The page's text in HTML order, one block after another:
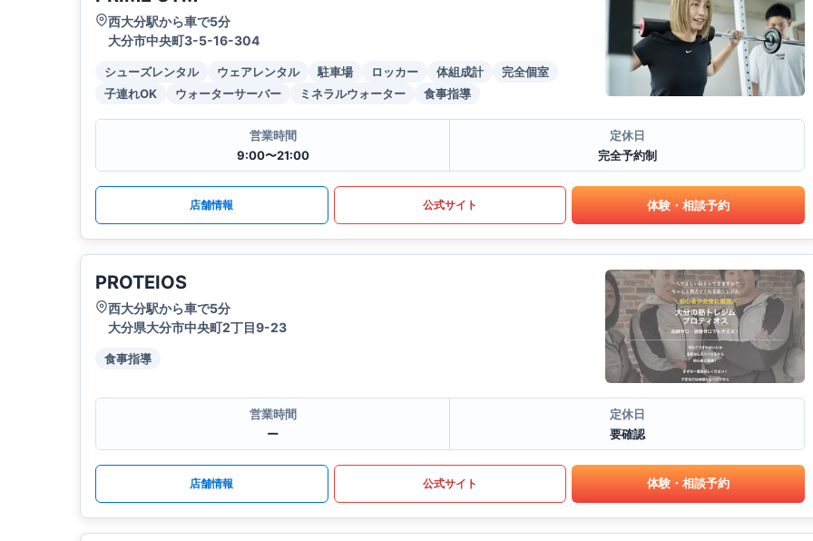
西大分駅から車で5分
大分市中央町3-5-16-304
シューズレンタル ウェアレンタル 駐車場 ロッカー 体組成計
完全個室
子連れOK
ウォーターサーバー ミネラルウォーター 食事指導
営業時間
9:00〜21:00
定休日
完全予約制
店舗情報 公式サイト 体験・相談予約
PROTEIOS
西大分駅から車で5分
大分県大分市中央町2丁目9-23
食事指導
営業時間
ー
定休日
要確認
店舗情報 公式サイト 体験・相談予約